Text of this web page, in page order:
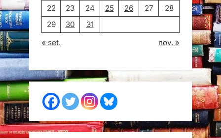
22
23 24 25 26 27
28
29
30
31
« set.
nov. »